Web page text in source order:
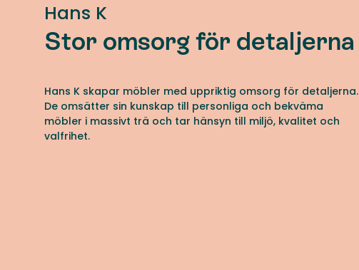
Hans K
Stor omsorg för detaljerna
Hans K skapar möbler med uppriktig omsorg för detaljerna.
De omsätter sin kunskap till personliga och bekväma
möbler i massivt trä och tar hänsyn till miljö, kvalitet och
valfrihet.